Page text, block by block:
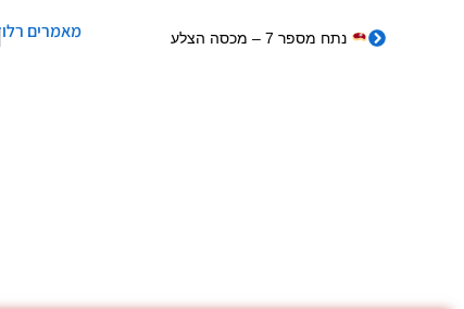
מאמרים נתח מספר 7 – מכסה הצלע